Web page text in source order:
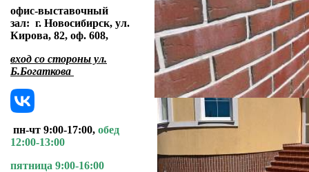
офис-выставочный
зал: г. Новосибирск, ул.
Кирова, 82, оф. 608,
вход со стороны ул.
Б.Богаткова
пн-чт 9:00-17:00, обед
12:00-13:00
пятница 9:00-16:00